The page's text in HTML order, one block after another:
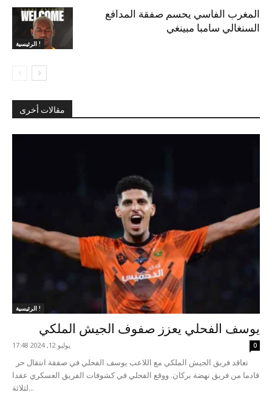
الرئيسية !
المغرب الفاسي يحسم صفقة المدافع
السنغالي سامبا مبينغي
مقالات أخرى
الرئيسية !
يوسف الفحلي يعزز صفوف الجيش الملكي
يوليو 12, 2024 17:48 0
قادما من فريق نهضة بركان. ووقع الفحلي في كشوفات الفريق العسكري عقدا
لثلاثة...